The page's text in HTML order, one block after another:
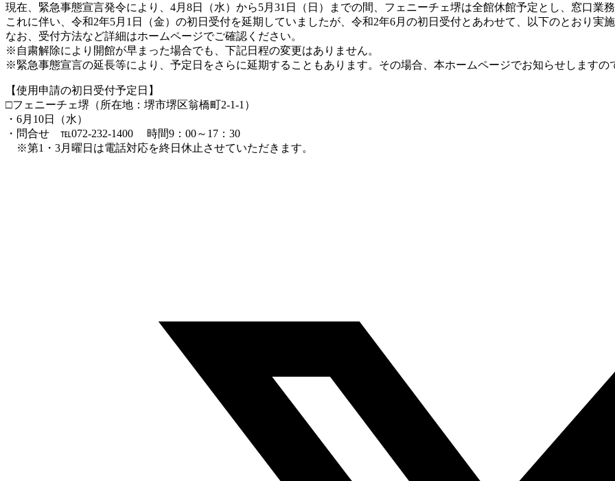
現在、緊急事態宣言発令により、4月8日（水）から5月31日（日）までの間、フェニーチェ堺は全館休館予定とし、窓口業務
これに伴い、令和2年5月1日（金）の初日受付を延期していましたが、令和2年6月の初日受付とあわせて、以下のとおり実施
なお、受付方法など詳細はホームページでご確認ください。
※自粛解除により開館が早まった場合でも、下記日程の変更はありません。
※緊急事態宣言の延長等により、予定日をさらに延期することもあります。その場合、本ホームページでお知らせしますの
【使用申請の初日受付予定日】
□フェニーチェ堺（所在地：堺市堺区翁橋町2-1-1）
・6月10日（水）
・問合せ ℡072-232-1400 時間9：00～17：30
※第1・3月曜日は電話対応を終日休止させていただきます。